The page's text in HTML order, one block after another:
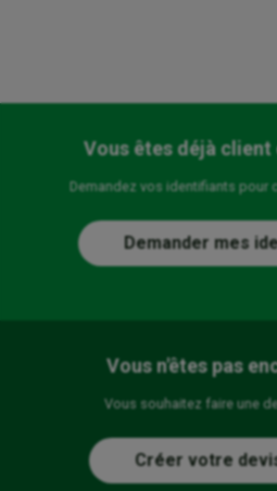
Vous êtes déjà client
Demandez vos identifiants pour
Demander mes
Vous n'êtes pas
Vous souhaitez faire une
Créer votre